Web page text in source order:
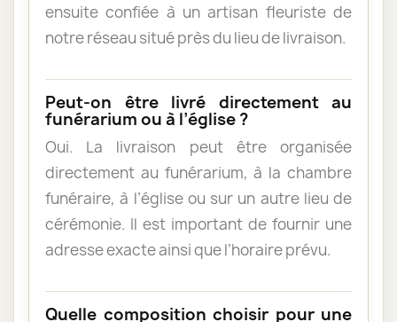
ensuite confiée à un artisan fleuriste de
notre réseau situé près du lieu de livraison.
Peut-on être livré directement au
funérarium ou à l’église ?
Oui. La livraison peut être organisée
directement au funérarium, à la chambre
funéraire, à l’église ou sur un autre lieu de
cérémonie. Il est important de fournir une
adresse exacte ainsi que l’horaire prévu.
Quelle composition choisir pour une